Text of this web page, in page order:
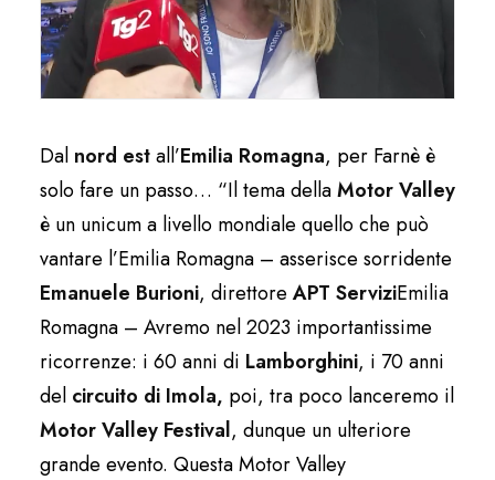
Dal nord estall’Emilia Romagna, per Farnè è
solo fare un passo… “Il tema dellaMotor Valley
è un unicum a livello mondiale quello che può
vantare l’Emilia Romagna – asserisce sorridente
Emanuele Burioni, direttore APT ServiziEmilia
Romagna – Avremo nel 2023 importantissime
ricorrenze: i 60 anni di Lamborghini, i 70 anni
del circuito di Imola, poi, tra poco lanceremo il
Motor Valley Festival, dunque un ulteriore
grande evento. Questa Motor Valley